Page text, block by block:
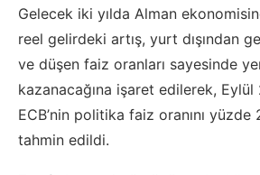
Gelecek iki yılda Alman
reel gelirdeki artış, yurt dışından
ve düşen faiz oranları sayesinde
kazanacağına işaret edilerek, Eylül
ECB’nin politika faiz oranını yüzde
tahmin edildi.